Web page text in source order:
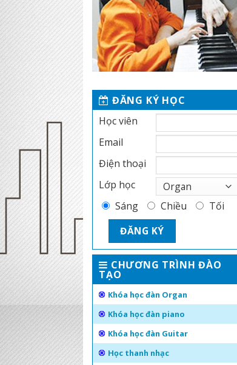
ĐĂNG KÝ HỌC
Học viên
Email
Điện thoại
Lớp học
Sáng
Chiều Tối
CHƯƠNG TRÌNH ĐÀO
TẠO
Khóa học đàn Organ
Khóa học đàn piano
Khóa học đàn Guitar
Học thanh nhạc